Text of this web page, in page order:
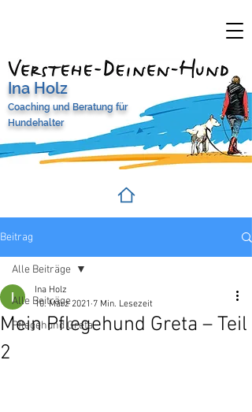
Ina Holz
Coaching und Beratung für
Hundehalter
Beitrag
Alle Beiträge
Pflegehund Greta
Alle Beiträge
Mein Pflegehund Greta – Teil
2
Ina Holz
10. März 2021 7 Min. Lesezeit